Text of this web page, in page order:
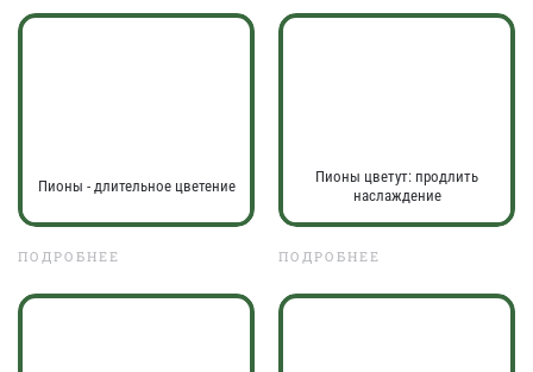
Пионы - длительное цветение
ПОДРОБНЕЕ
Пионы цветут: продлить
наслаждение
ПОДРОБНЕЕ